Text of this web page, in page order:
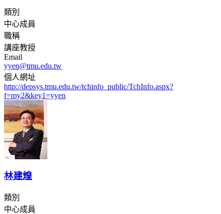
類別
中心成員
職稱
講座教授
Email
yyen@tmu.edu.tw
個人網址
http://depsys.tmu.edu.tw/tchinfo_public/TchInfo.aspx?
f=my2&key1=yyen
林建煌
類別
中心成員